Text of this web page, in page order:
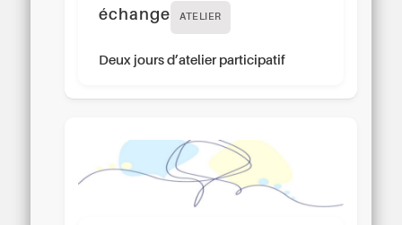
échange
ATELIER
Deux jours d’atelier participatif